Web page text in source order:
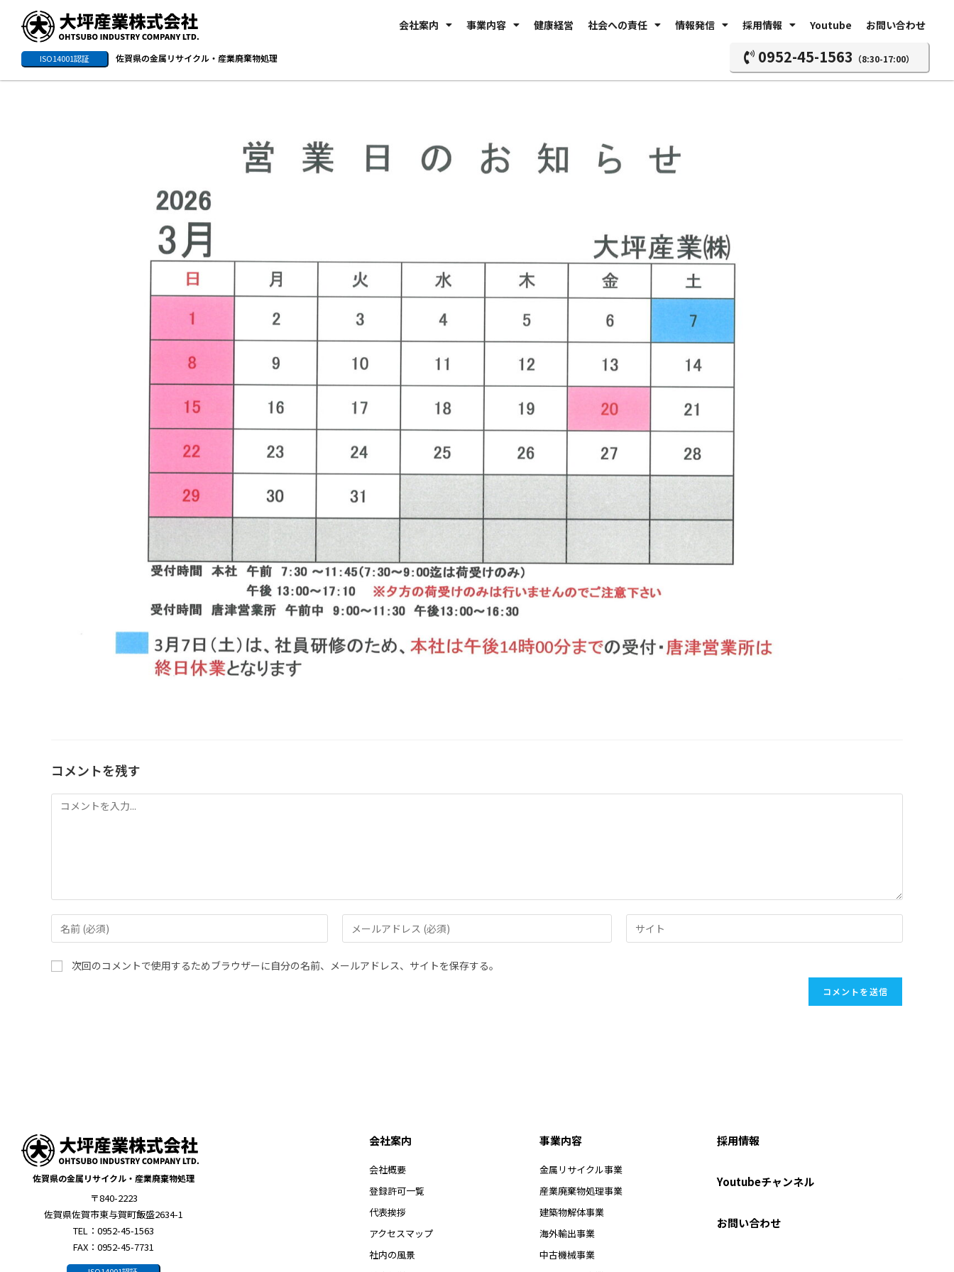
会社案内 事業内容 健康経営 社会への責任 情報発信 採用情報 Youtube お問い合わせ
ISO14001認証 佐賀県の金属リサイクル・産業廃棄物処理 0952-45-1563 （8:30-17:00）
コメントを残す
次回のコメントで使用するためブラウザーに自分の名前、メールアドレス、サイトを保存する。
佐賀県の金属リサイクル・産業廃棄物処理
〒840-2223
佐賀県佐賀市東与賀町飯盛2634-1
TEL：0952-45-1563
FAX：0952-45-7731
会社案内
会社概要
登録許可一覧
代表挨拶
アクセスマップ
社内の風景
事業内容
金属リサイクル事業
産業廃棄物処理事業
建築物解体事業
海外輸出事業
中古機械事業
採用情報
Youtubeチャンネル
お問い合わせ